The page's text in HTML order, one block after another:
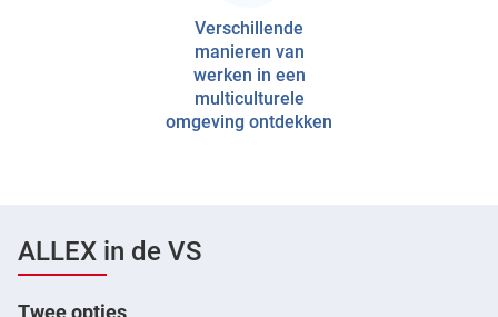
Verschillende
manieren van
werken in een
multiculturele
omgeving ontdekken
ALLEX in de VS